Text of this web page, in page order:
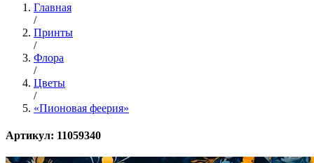
Главная
/
Принты
/
Флора
/
Цветы
/
«Пионовая феерия»
Артикул: 11059340